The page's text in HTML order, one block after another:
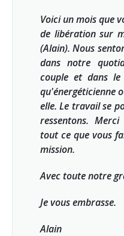
Voici un mois que
de libération sur
(Alain). Nous
dans notre
couple et dans
qu'énergéticienne
elle. Le travail se
ressentons.
tout ce que vous
mission.
Avec toute notre
Je vous embrasse.
Alain